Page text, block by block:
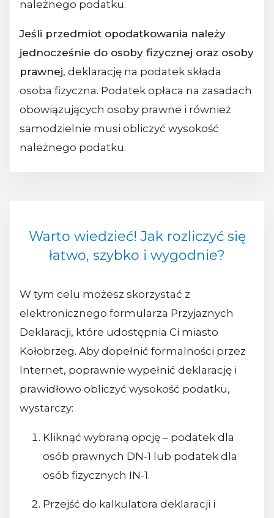
należnego podatku.
Jeśli przedmiot opodatkowania należy
jednocześnie do osoby fizycznej oraz osoby
prawnej, deklarację na podatek składa
osoba fizyczna. Podatek opłaca na zasadach
obowiązujących osoby prawne i również
samodzielnie musi obliczyć wysokość
należnego podatku.
Warto wiedzieć! Jak rozliczyć się
łatwo, szybko i wygodnie?
W tym celu możesz skorzystać z
elektronicznego formularza Przyjaznych
Deklaracji, które udostępnia Ci miasto
Kołobrzeg. Aby dopełnić formalności przez
Internet, poprawnie wypełnić deklarację i
prawidłowo obliczyć wysokość podatku,
wystarczy:
Kliknąć wybraną opcję – podatek dla
osób prawnych DN-1 lub podatek dla
osób fizycznych IN-1.
Przejść do kalkulatora deklaracji i